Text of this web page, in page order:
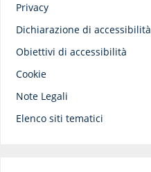
Privacy
Dichiarazione di accessibilità
Obiettivi di accessibilità
Cookie
Note Legali
Elenco siti tematici